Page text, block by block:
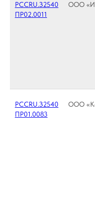
РССRU.З2540
ПР02.0011
ООО
РССRU.З2540
ПР01.0083
ООО